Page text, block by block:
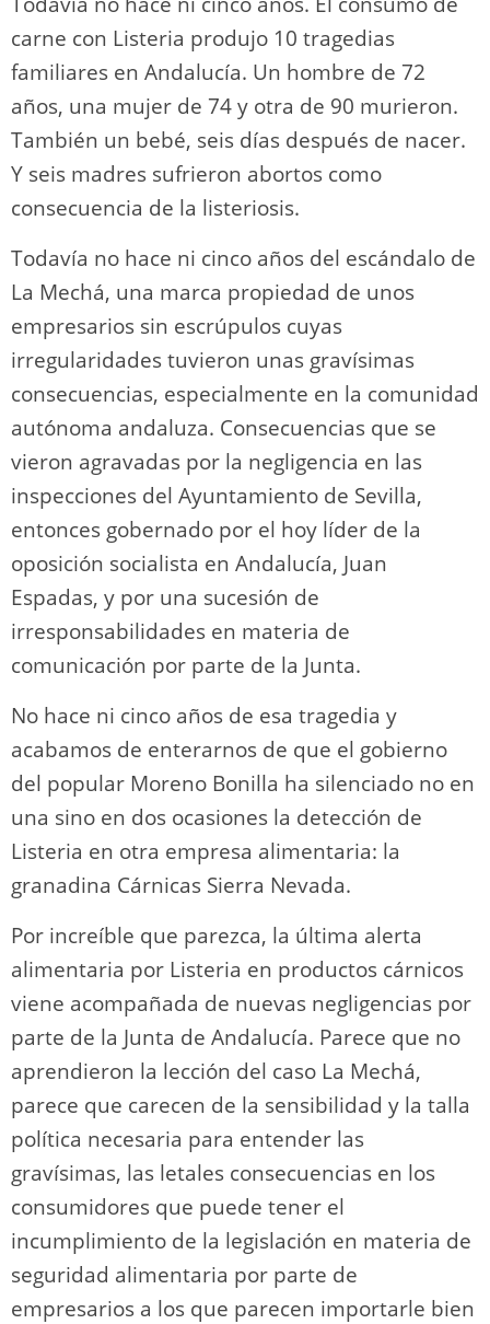
k
carne con Listeria produjo 10 tragedias
familiares en Andalucía. Un hombre de 72
años, una mujer de 74 y otra de 90 murieron.
También un bebé, seis días después de nacer.
Y seis madres sufrieron abortos como
consecuencia de la listeriosis.
Todavía no hace ni cinco años del escándalo de
La Mechá, una marca propiedad de unos
empresarios sin escrúpulos cuyas
irregularidades tuvieron unas gravísimas
consecuencias, especialmente en la comunidad
autónoma andaluza. Consecuencias que se
vieron agravadas por la negligencia en las
inspecciones del Ayuntamiento de Sevilla,
entonces gobernado por el hoy líder de la
oposición socialista en Andalucía, Juan
Espadas, y por una sucesión de
irresponsabilidades en materia de
comunicación por parte de la Junta.
No hace ni cinco años de esa tragedia y
acabamos de enterarnos de que el gobierno
del popular Moreno Bonilla ha silenciado no en
una sino en dos ocasiones la detección de
Listeria en otra empresa alimentaria: la
granadina Cárnicas Sierra Nevada.
Por increíble que parezca, la última alerta
alimentaria por Listeria en productos cárnicos
viene acompañada de nuevas negligencias por
parte de la Junta de Andalucía. Parece que no
aprendieron la lección del caso La Mechá,
parece que carecen de la sensibilidad y la talla
política necesaria para entender las
gravísimas, las letales consecuencias en los
consumidores que puede tener el
incumplimiento de la legislación en materia de
seguridad alimentaria por parte de
empresarios a los que parecen importarle bien